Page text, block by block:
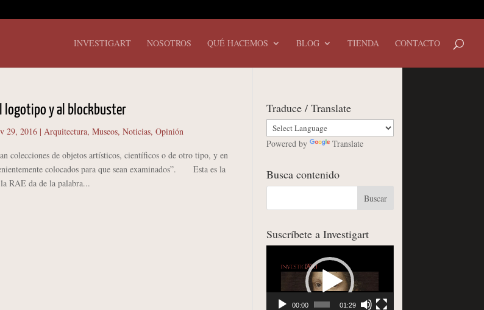
INVESTIGART NOSOTROS QUÉ HACEMOS BLOG TIENDA CONTACTO
logotipo y al blockbuster
29, 2016| Arquitectura, Museos, Noticias, Opinión
colecciones de objetos artísticos, científicos o de otro tipo, y en
colocados para que sean examinados”. Esta es la
RAE da de la palabra...
Traduce / Translate
Powered by Translate
Busca contenido
Suscríbete a Investigart
00:00 01:29